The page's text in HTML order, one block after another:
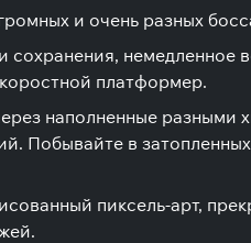
и очень разных
сохранения,
платформер.
наполненные разными
Побывайте в
пиксель-арт,